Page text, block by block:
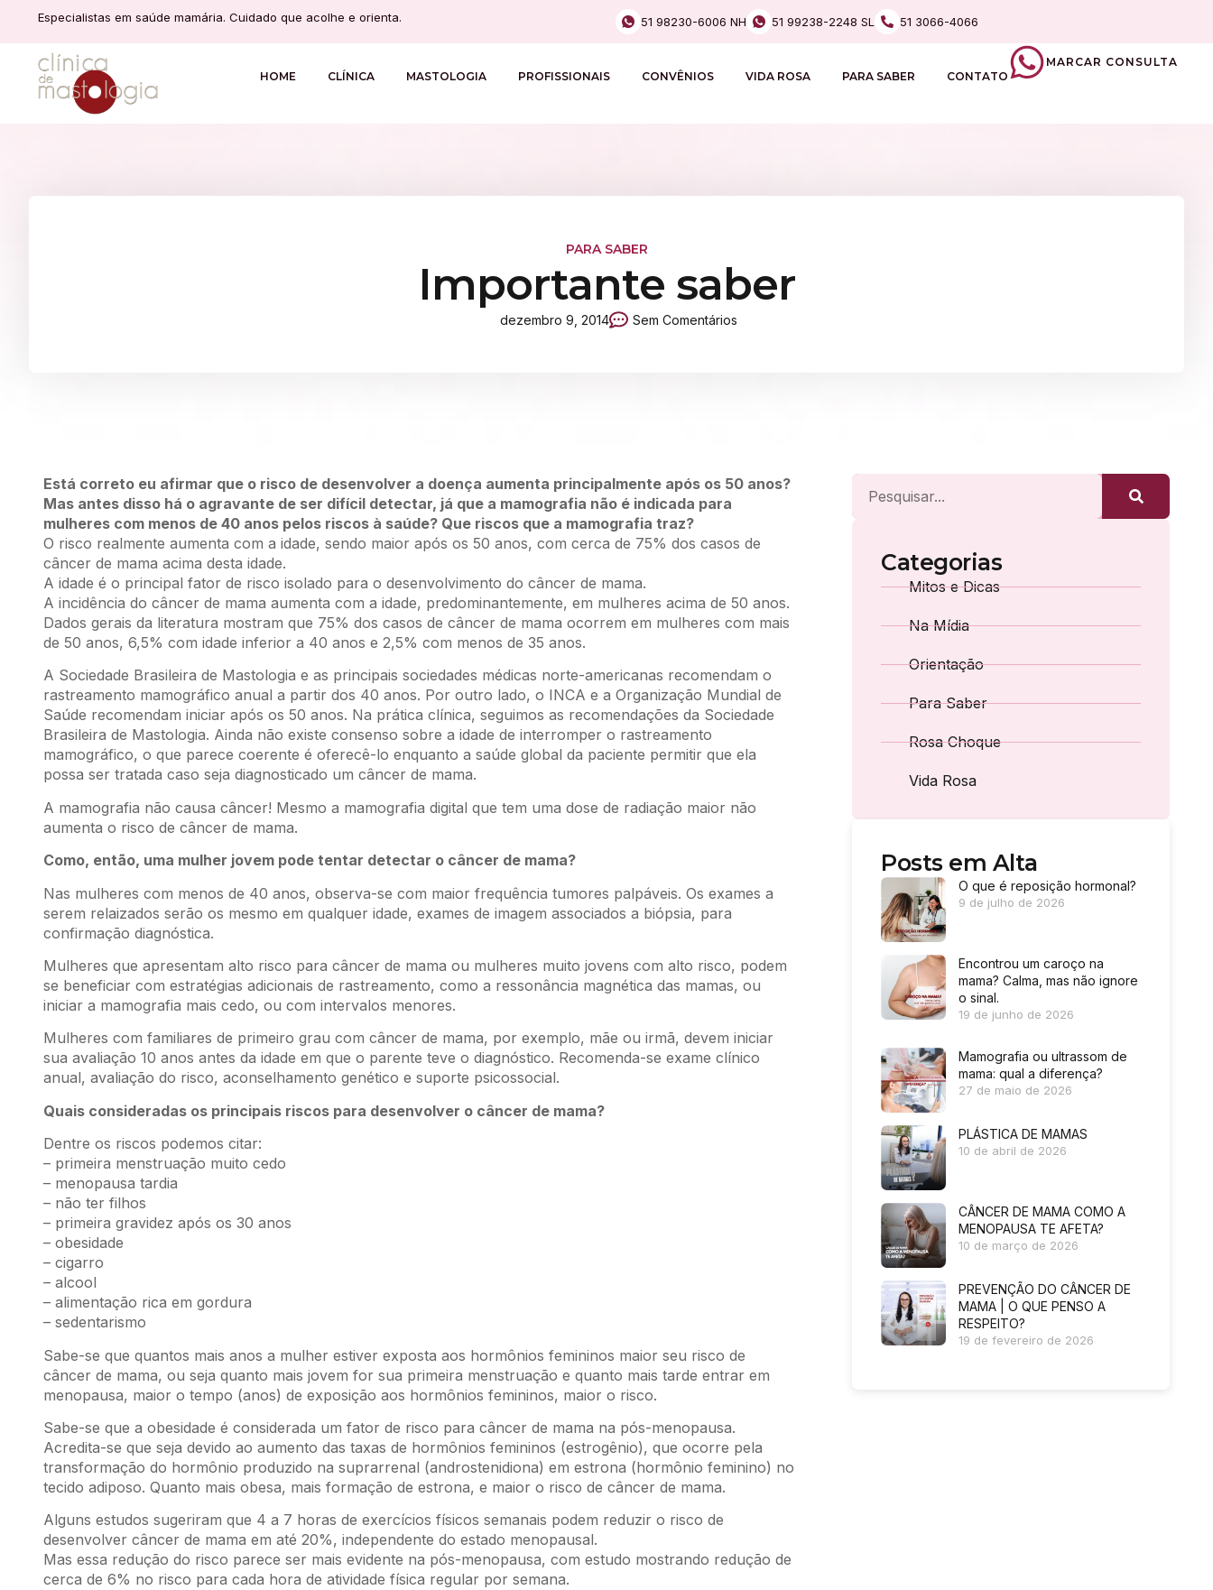
Especialistas em saúde mamária. Cuidado que acolhe e orienta. 51 98230-6006 NH 51 99238-2248 SL 51 3066-4066
HOME CLÍNICA MASTOLOGIA PROFISSIONAIS CONVÊNIOS VIDA ROSA PARA SABER CONTATO
MARCAR CONSULTA
PARA SABER
Importante saber
dezembro 9, 2014 Sem Comentários
Está correto eu afirmar que o risco de desenvolver a doença aumenta principalmente após os 50 anos?
Mas antes disso há o agravante de ser difícil detectar, já que a mamografia não é indicada para
mulheres com menos de 40 anos pelos riscos à saúde? Que riscos que a mamografia traz?
O risco realmente aumenta com a idade, sendo maior após os 50 anos, com cerca de 75% dos casos de
câncer de mama acima desta idade.
A idade é o principal fator de risco isolado para o desenvolvimento do câncer de mama.
A incidência do câncer de mama aumenta com a idade, predominantemente, em mulheres acima de 50 anos.
Dados gerais da literatura mostram que 75% dos casos de câncer de mama ocorrem em mulheres com mais
de 50 anos, 6,5% com idade inferior a 40 anos e 2,5% com menos de 35 anos.
A Sociedade Brasileira de Mastologia e as principais sociedades médicas norte-americanas recomendam o
rastreamento mamográfico anual a partir dos 40 anos. Por outro lado, o INCA e a Organização Mundial de
Saúde recomendam iniciar após os 50 anos. Na prática clínica, seguimos as recomendações da Sociedade
Brasileira de Mastologia. Ainda não existe consenso sobre a idade de interromper o rastreamento
mamográfico, o que parece coerente é oferecê-lo enquanto a saúde global da paciente permitir que ela
possa ser tratada caso seja diagnosticado um câncer de mama.
A mamografia não causa câncer! Mesmo a mamografia digital que tem uma dose de radiação maior não
aumenta o risco de câncer de mama.
Como, então, uma mulher jovem pode tentar detectar o câncer de mama?
Nas mulheres com menos de 40 anos, observa-se com maior frequência tumores palpáveis. Os exames a
serem relaizados serão os mesmo em qualquer idade, exames de imagem associados a biópsia, para
confirmação diagnóstica.
Mulheres que apresentam alto risco para câncer de mama ou mulheres muito jovens com alto risco, podem
se beneficiar com estratégias adicionais de rastreamento, como a ressonância magnética das mamas, ou
iniciar a mamografia mais cedo, ou com intervalos menores.
Mulheres com familiares de primeiro grau com câncer de mama, por exemplo, mãe ou irmã, devem iniciar
sua avaliação 10 anos antes da idade em que o parente teve o diagnóstico. Recomenda-se exame clínico
anual, avaliação do risco, aconselhamento genético e suporte psicossocial.
Quais consideradas os principais riscos para desenvolver o câncer de mama?
Dentre os riscos podemos citar:
– primeira menstruação muito cedo
– menopausa tardia
– não ter filhos
– primeira gravidez após os 30 anos
– obesidade
– cigarro
– alcool
– alimentação rica em gordura
– sedentarismo
Sabe-se que quantos mais anos a mulher estiver exposta aos hormônios femininos maior seu risco de
câncer de mama, ou seja quanto mais jovem for sua primeira menstruação e quanto mais tarde entrar em
menopausa, maior o tempo (anos) de exposição aos hormônios femininos, maior o risco.
Sabe-se que a obesidade é considerada um fator de risco para câncer de mama na pós-menopausa.
Acredita-se que seja devido ao aumento das taxas de hormônios femininos (estrogênio), que ocorre pela
transformação do hormônio produzido na suprarrenal (androstenidiona) em estrona (hormônio feminino) no
tecido adiposo. Quanto mais obesa, mais formação de estrona, e maior o risco de câncer de mama.
Alguns estudos sugeriram que 4 a 7 horas de exercícios físicos semanais podem reduzir o risco de
desenvolver câncer de mama em até 20%, independente do estado menopausal.
Mas essa redução do risco parece ser mais evidente na pós-menopausa, com estudo mostrando redução de
cerca de 6% no risco para cada hora de atividade física regular por semana.
Categorias
Mitos e Dicas
Na Mídia
Orientação
Para Saber
Rosa Choque
Vida Rosa
Posts em Alta
O que é reposição hormonal?
9 de julho de 2026
Encontrou um caroço na
mama? Calma, mas não ignore
o sinal.
19 de junho de 2026
Mamografia ou ultrassom de
mama: qual a diferença?
27 de maio de 2026
PLÁSTICA DE MAMAS
10 de abril de 2026
CÂNCER DE MAMA COMO A
MENOPAUSA TE AFETA?
10 de março de 2026
PREVENÇÃO DO CÂNCER DE
MAMA | O QUE PENSO A
RESPEITO?
19 de fevereiro de 2026